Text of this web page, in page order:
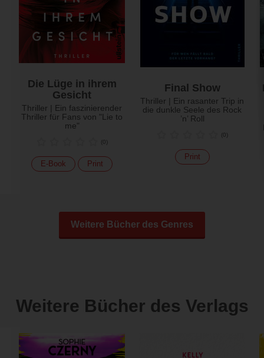
Die Lüge in ihrem
Gesicht
Thriller | Ein faszinierender
Thriller für Fans von "Lie to
me"
(0)
E-Book Print
Final Show
Thriller | Ein rasanter Trip in
die dunkle Seele des Rock
’n’ Roll
(0)
Print
Weitere Bücher des Genres
Weitere Bücher des Verlags